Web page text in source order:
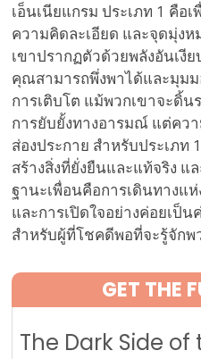
เอ็นเนียแกรม ประเภท 1 คือ
ความคิดละเอียด และจุดมุ่ง
เขาปรากฏตัวด้วยพลังอันเงี
คุณสามารถพึ่งพาได้และมุมม
การเติบโต แม้พวกเขาจะดิ้
การยับยั้งทางอารมณ์ แต่คว
ส่องประกาย สำหรับประเภท
สร้างสิ่งที่ยั่งยืนและแท้จริง แ
ฐานะเพื่อนคือการเดินทางแ
และการเปิดใจอย่างค่อยเป็
สำหรับผู้ที่โชคดีพอที่จะรู้จักพ
GET THE
The Dark Side